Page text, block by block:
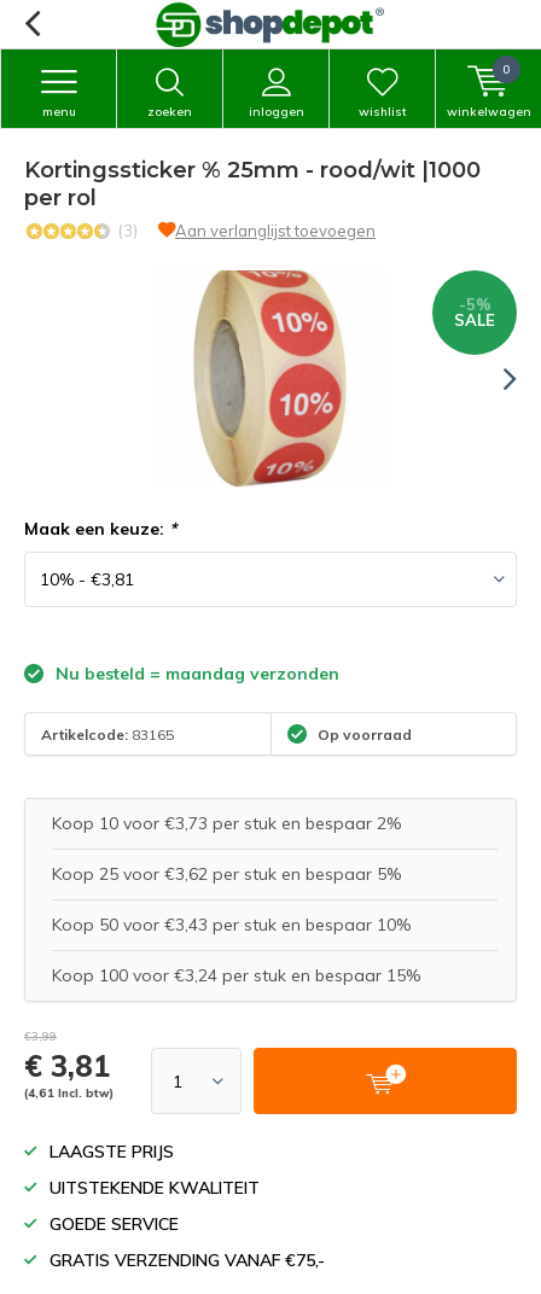
zoeken inloggen
menu wishlist winkelwagen
0
Kortingssticker % 25mm - rood/wit |1000
per rol
(3) Aan verlanglijst toevoegen
-5%
SALE
Maak een keuze: *
Nu besteld = maandag verzonden
Artikelcode: 83165 Op voorraad
Koop 10 voor €3,73 per stuk en bespaar 2%
Koop 25 voor €3,62 per stuk en bespaar 5%
Koop 50 voor €3,43 per stuk en bespaar 10%
Koop 100 voor €3,24 per stuk en bespaar 15%
€3,99
€ 3,81
(4,61 Incl. btw)
LAAGSTE PRIJS
UITSTEKENDE KWALITEIT
GOEDE SERVICE
GRATIS VERZENDING VANAF €75,-